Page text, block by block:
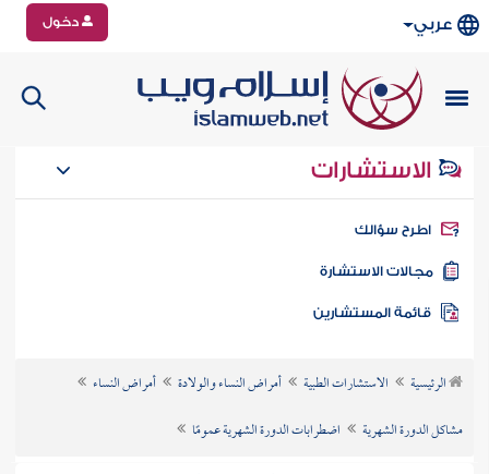
عربي دخول
الاستشارات
سؤالك
الاستشارة
الرئيسية الاستشارات الطبية أمراض النساء والولادة
أمراض النساء
مشاكل الدورة الشهرية
اضطرابات الدورة الشهرية عمومًا